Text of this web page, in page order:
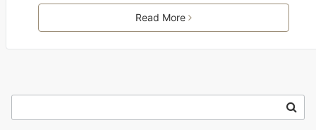
Read More